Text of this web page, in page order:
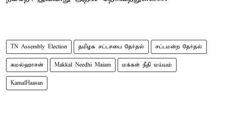
TN Assembly Election தமிழக சட்டசபை தேர்தல் சட்டமன்ற தேர்தல்
கமல்ஹாசன் Makkal Needhi Maiam மக்கள் நீதி மய்யம்
KamalHaasan